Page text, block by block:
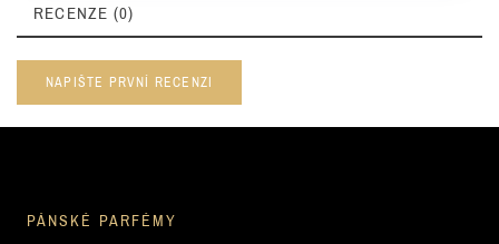
RECENZE (0)
NAPIŠTE PRVNÍ RECENZI
PÁNSKÉ PARFÉMY